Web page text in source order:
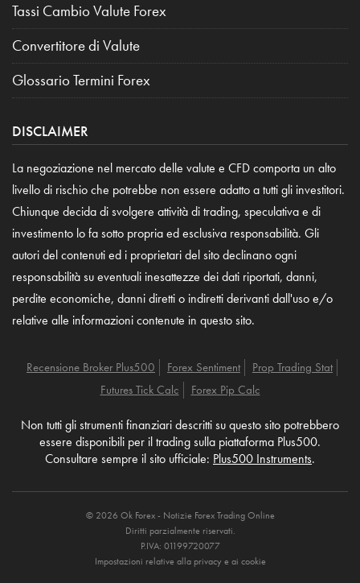
Tassi Cambio Valute Forex
Convertitore di Valute
Glossario Termini Forex
DISCLAIMER
La negoziazione nel mercato delle valute e CFD comporta un alto
livello di rischio che potrebbe non essere adatto a tutti gli investitori.
Chiunque decida di svolgere attività di trading, speculativa e di
investimento lo fa sotto propria ed esclusiva responsabilità. Gli
autori del contenuti ed i proprietari del sito declinano ogni
responsabilità su eventuali inesattezze dei dati riportati, danni,
perdite economiche, danni diretti o indiretti derivanti dall'uso e/o
relative alle informazioni contenute in questo sito.
Recensione Broker Plus500 Forex Sentiment
Prop Trading Stat
Futures Tick Calc
Forex Pip Calc
Non tutti gli strumenti finanziari descritti su questo sito potrebbero
essere disponibili per il trading sulla piattaforma Plus500.
Consultare sempre il sito ufficiale: Plus500 Instruments.
© 2026 Ok Forex - Notizie Forex Trading Online
Diritti parzialmente riservati.
P.IVA: 01199720077
Impostazioni relative alla privacy e ai cookie